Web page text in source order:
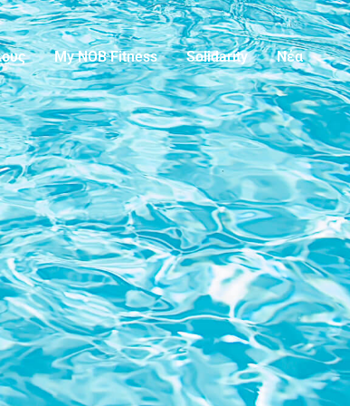
My NOB Fitness Solidarity
Νέα